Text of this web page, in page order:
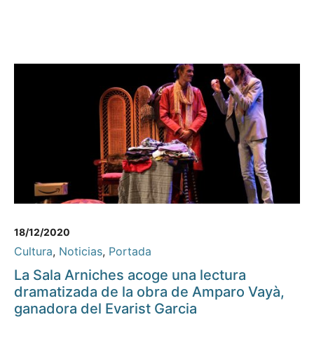
18/12/2020
Cultura, Noticias, Portada
La Sala Arniches acoge una lectura
dramatizada de la obra de Amparo Vayà,
ganadora del Evarist Garcia